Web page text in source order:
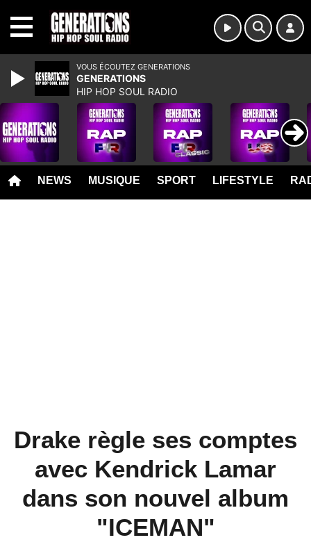
NEWS MUSIQUE SPORT LIFESTYLE
Drake règle ses comptes
avec Kendrick Lamar
dans son nouvel album
"ICEMAN"
VOUS ÉCOUTEZ GENERATIONS
GENERATIONS
HIP HOP SOUL RADIO